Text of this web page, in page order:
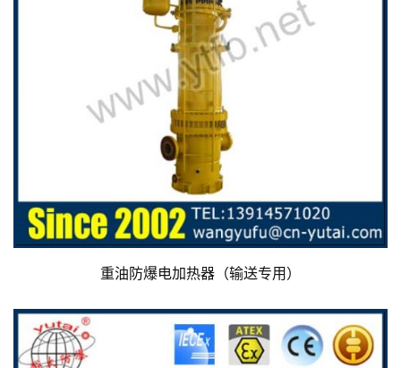
重油防爆电加热器（输送专用）